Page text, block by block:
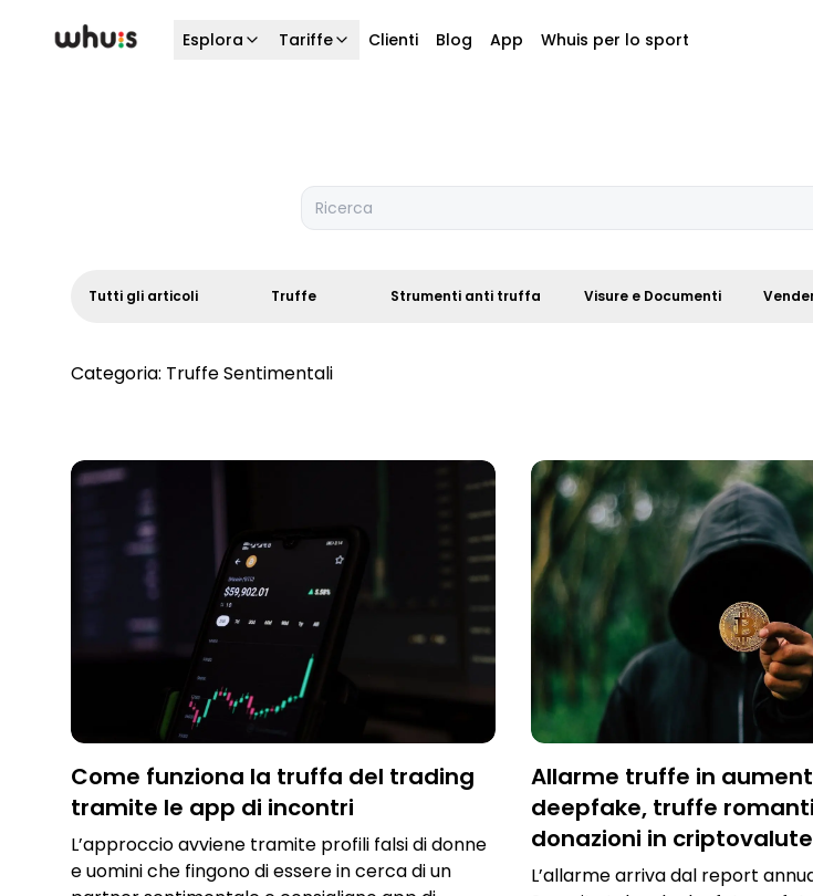
Esplora Tariffe Clienti Blog App Whuis per lo sport
Ricerca
Tutti gli articoli Truffe Strumenti anti truffa Visure e Documenti
Categoria: Truffe Sentimentali
Come funziona la truffa del trading
tramite le app di incontri
L’approccio avviene tramite profili falsi di donne
e uomini che fingono di essere in cerca di un
Allarme truffe in
deepfake, truffe
donazioni in criptovalute
L’allarme arriva dal report